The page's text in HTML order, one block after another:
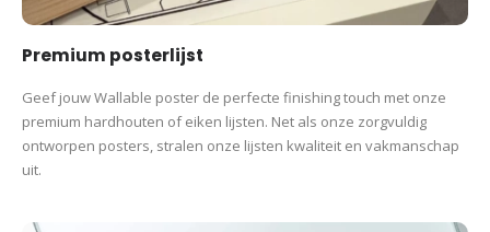
Premium posterlijst
Geef jouw Wallable poster de perfecte finishing touch met onze
premium hardhouten of eiken lijsten. Net als onze zorgvuldig
ontworpen posters, stralen onze lijsten kwaliteit en vakmanschap
uit.